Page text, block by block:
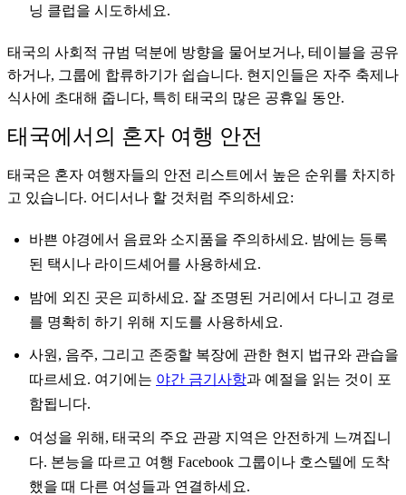
닝 클럽을 시도하세요.
태국의 사회적 규범 덕분에 방향을 물어보거나, 테이블을 공유
하거나, 그룹에 합류하기가 쉽습니다. 현지인들은 자주 축제나
식사에 초대해 줍니다, 특히 태국의 많은 공휴일 동안.
태국에서의 혼자 여행 안전
태국은 혼자 여행자들의 안전 리스트에서 높은 순위를 차지하
고 있습니다. 어디서나 할 것처럼 주의하세요:
바쁜 야경에서 음료와 소지품을 주의하세요. 밤에는 등록
된 택시나 라이드셰어를 사용하세요.
밤에 외진 곳은 피하세요. 잘 조명된 거리에서 다니고 경로
를 명확히 하기 위해 지도를 사용하세요.
사원, 음주, 그리고 존중할 복장에 관한 현지 법규와 관습을
따르세요. 여기에는 야간 금기사항과 예절을 읽는 것이 포
함됩니다.
여성을 위해, 태국의 주요 관광 지역은 안전하게 느껴집니
다. 본능을 따르고 여행 Facebook 그룹이나 호스텔에 도착
했을 때 다른 여성들과 연결하세요.